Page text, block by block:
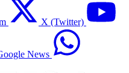
X (Twitter)
News